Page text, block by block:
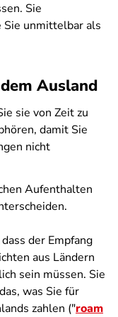
Sie
Sie unmittelbar als
Ausland
sie von Zeit zu
damit Sie
nicht
Aufenthalten
der Empfang
aus Ländern
sein müssen. Sie
was Sie für
zahlen ("roam